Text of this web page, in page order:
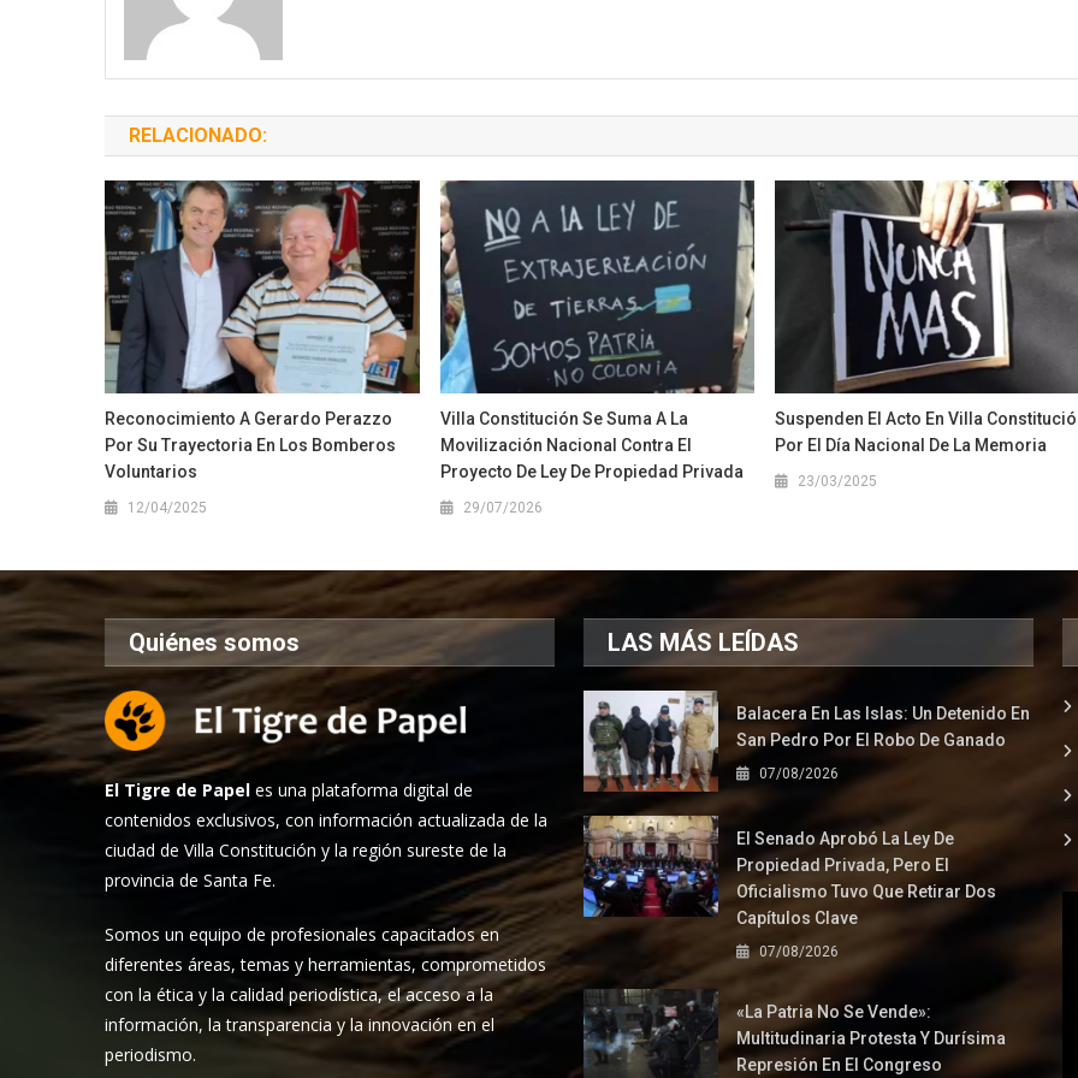
RELACIONADO:
Reconocimiento A Gerardo Perazzo
Por Su Trayectoria En Los Bomberos
Voluntarios
12/04/2025
Villa Constitución Se Suma A La
Movilización Nacional Contra El
Proyecto De Ley De Propiedad Privada
29/07/2026
Suspenden El Acto En Villa
Por El Día Nacional De La Memoria
23/03/2025
Quiénes somos
El Tigre de Papel es una plataforma digital de
contenidos exclusivos, con información actualizada de la
ciudad de Villa Constitución y la región sureste de la
provincia de Santa Fe.
Somos un equipo de profesionales capacitados en
diferentes áreas, temas y herramientas, comprometidos
con la ética y la calidad periodística, el acceso a la
información, la transparencia y la innovación en el
periodismo.
LAS MÁS LEÍDAS
Balacera En Las Islas: Un Detenido En
San Pedro Por El Robo De Ganado
07/08/2026
El Senado Aprobó La Ley De
Propiedad Privada, Pero El
Oficialismo Tuvo Que Retirar Dos
Capítulos Clave
07/08/2026
«La Patria No Se Vende»:
Multitudinaria Protesta Y Durísima
Represión En El Congreso